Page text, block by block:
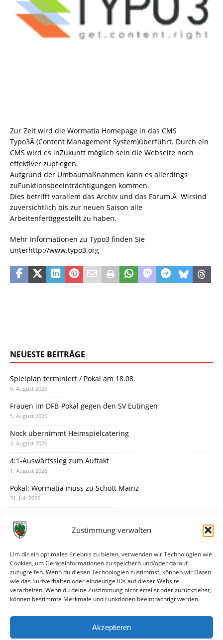
Zustimmung verwalten
Um dir ein optimales Erlebnis zu bieten, verwenden wir Technologien wie
Cookies, um Geräteinformationen zu speichern und/oder darauf
zuzugreifen. Wenn du diesen Technologien zustimmst, können wir Daten
wie das Surfverhalten oder eindeutige IDs auf dieser Website
verarbeiten. Wenn du deine Zustimmung nicht erteilst oder zurückziehst,
können bestimmte Merkmale und Funktionen beeinträchtigt werden.
Akzeptieren
Zur Zeit wird die Wormatia Homepage in das CMS
Typo3Â (Content Management System)überführt. Durch ein
CMS wird es inZukunft möglich sein die Webseite noch
effektiver zupflegen.
Aufgrund der Umbaumaßnahmen kann es allerdings
zuFunktionsbeeinträchtigungen kommen.
Dies betrifft vorallem das Archiv und das Forum.Â Wirsind
zuversichtlich bis zur neuen Saison alle
Arbeitenfertiggestellt zu haben.
Mehr Informationen zu Typo3 finden Sie
unterhttp://www.typo3.org
NEUESTE BEITRÄGE
Spielplan terminiert / Pokal am 18.08.
6. August 2026
Frauen im DFB-Pokal gegen den SV Eutingen
5. August 2026
Nock übernimmt Heimspielcatering
4. August 2026
4:1-Auswärtssieg zum Auftakt
1. August 2026
Pokal: Wormatia muss zu Schott Mainz
31. Juli 2026
30. Juli 2026
28. Juli 2026
Neuer Rückensponsor
28. Juli 2026
Neue Podcast-Folge: So tickt Björn!
Eindrücke vom Stadionfest
27. Juli 2026